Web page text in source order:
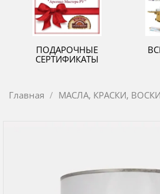
ПОДАРОЧНЫЕ
СЕРТИФИКАТЫ
Главная МАСЛА, КРАСКИ,